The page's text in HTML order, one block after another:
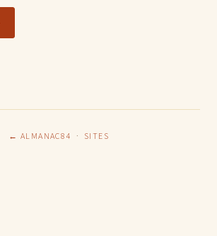
← ALMANAC84 · SITES